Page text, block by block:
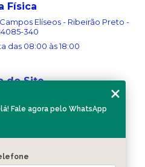
Física
Elíseos - Ribeirão Preto -
340
das 08:00 às 18:00
do Site
nós
Blog
Fale agora pelo WhatsApp